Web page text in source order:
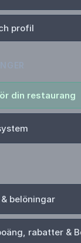
profil
din restaurang
belöningar
rabatter &